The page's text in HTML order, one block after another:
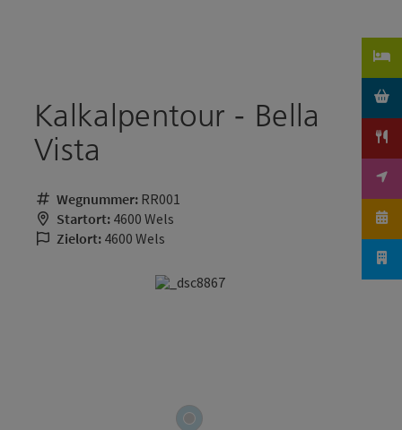
Kalkalpentour - Bella
Vista
Wegnummer: RR001
Startort: 4600 Wels
Zielort: 4600 Wels